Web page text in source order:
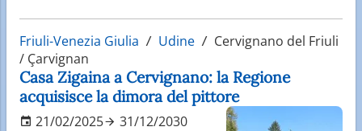
Friuli-Venezia Giulia Udine
Cervignano del Friuli
/ Çarvignan
Casa Zigaina a Cervignano: la Regione
acquisisce la dimora del pittore
21/02/2025
31/12/2030